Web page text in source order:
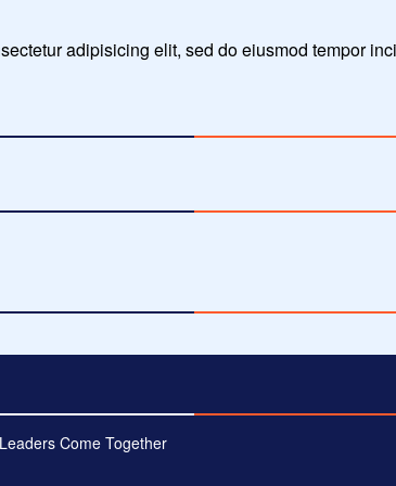
adipisicing elit, sed do eiusmod tempor
Come Together